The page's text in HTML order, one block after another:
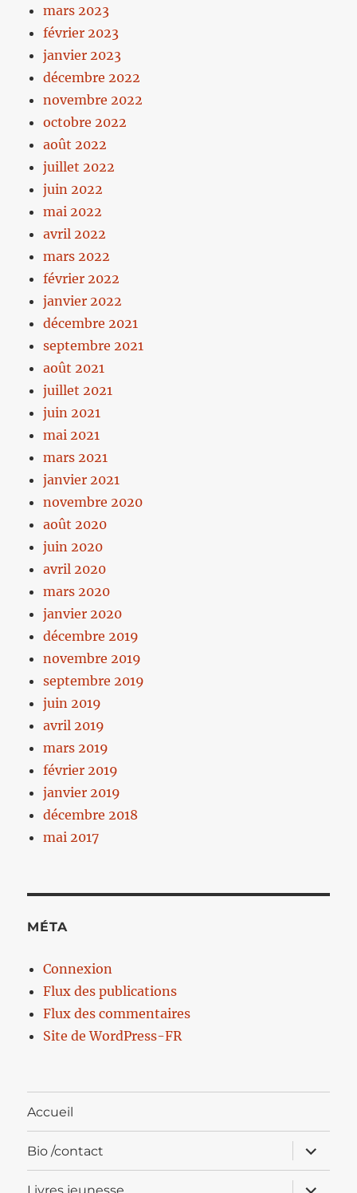
mars 2023
février 2023
janvier 2023
décembre 2022
novembre 2022
octobre 2022
août 2022
juillet 2022
juin 2022
mai 2022
avril 2022
mars 2022
février 2022
janvier 2022
décembre 2021
septembre 2021
août 2021
juillet 2021
juin 2021
mai 2021
mars 2021
janvier 2021
novembre 2020
août 2020
juin 2020
avril 2020
mars 2020
janvier 2020
décembre 2019
novembre 2019
septembre 2019
juin 2019
avril 2019
mars 2019
février 2019
janvier 2019
décembre 2018
mai 2017
MÉTA
Connexion
Flux des publications
Flux des commentaires
Site de WordPress-FR
Accueil
Bio /contact
ouvrir
le
sous-
menu
ouvrir